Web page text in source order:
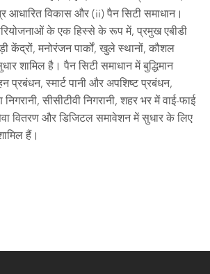
आधारित विकास और (ii) पैन सिटी समाधान।
के एक हिस्से के रूप में, प्रमुख एबीडी
केंद्रों, मनोरंजन पार्कों, खुले स्थानों, कौशल
शामिल है। पैन सिटी समाधान में बुद्धिमान
प्रबंधन, स्मार्ट पानी और अपशिष्ट प्रबंधन,
​​​​सीसीटीवी निगरानी, ​​​​शहर भर में वाई-फाई
वितरण और डिजिटल समावेशन में सुधार के लिए
हैं।